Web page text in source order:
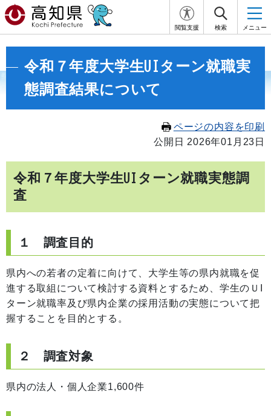
閲覧支援 検索 メニュー
令和７年度大学生UIターン就職実
態調査結果について
ページの内容を印刷
公開日 2026年01月23日
令和７年度大学生UIターン就職実態調
査
１ 調査目的
県内への若者の定着に向けて、大学生等の県内就職を促
進する取組について検討する資料とするため、学生のＵI
ターン就職率及び県内企業の採用活動の実態について把
握することを目的とする。
２ 調査対象
県内の法人・個人企業1,600件